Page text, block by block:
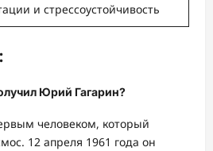
и стрессоустойчивость
Юрий Гагарин?
человеком, который
12 апреля 1961 года он